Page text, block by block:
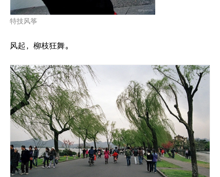
特技风筝
风起，柳枝狂舞。